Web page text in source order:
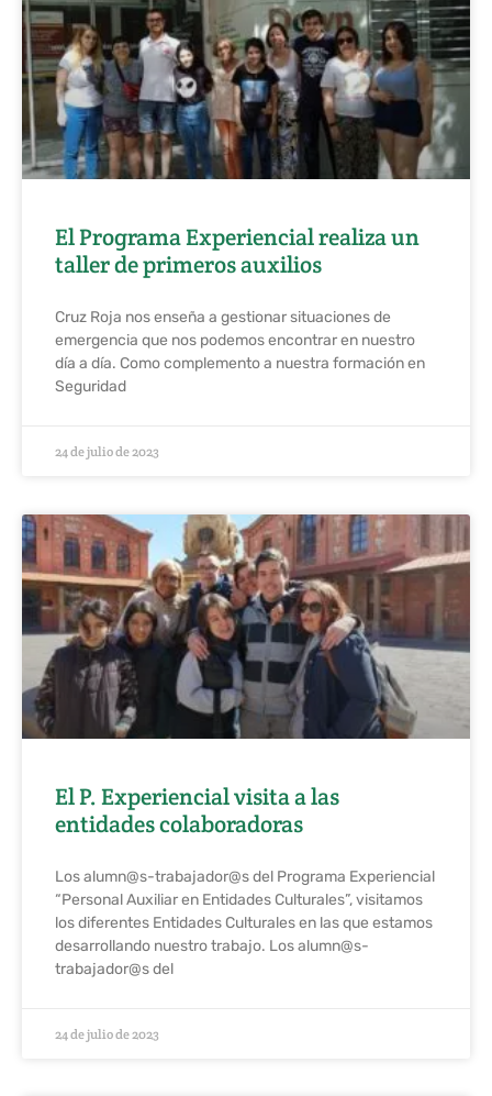
El Programa Experiencial realiza un
taller de primeros auxilios
Cruz Roja nos enseña a gestionar situaciones de
emergencia que nos podemos encontrar en nuestro
día a día. Como complemento a nuestra formación en
Seguridad
24 de julio de 2023
El P. Experiencial visita a las
entidades colaboradoras
Los alumn@s-trabajador@s del Programa Experiencial
“Personal Auxiliar en Entidades Culturales”, visitamos
los diferentes Entidades Culturales en las que estamos
desarrollando nuestro trabajo. Los alumn@s-
trabajador@s del
24 de julio de 2023